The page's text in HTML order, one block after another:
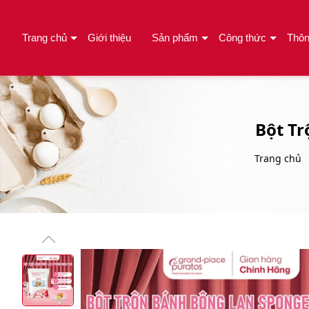
Trang chủ Giới thiệu Sản phẩm Công thức
Bột
Trang chủ